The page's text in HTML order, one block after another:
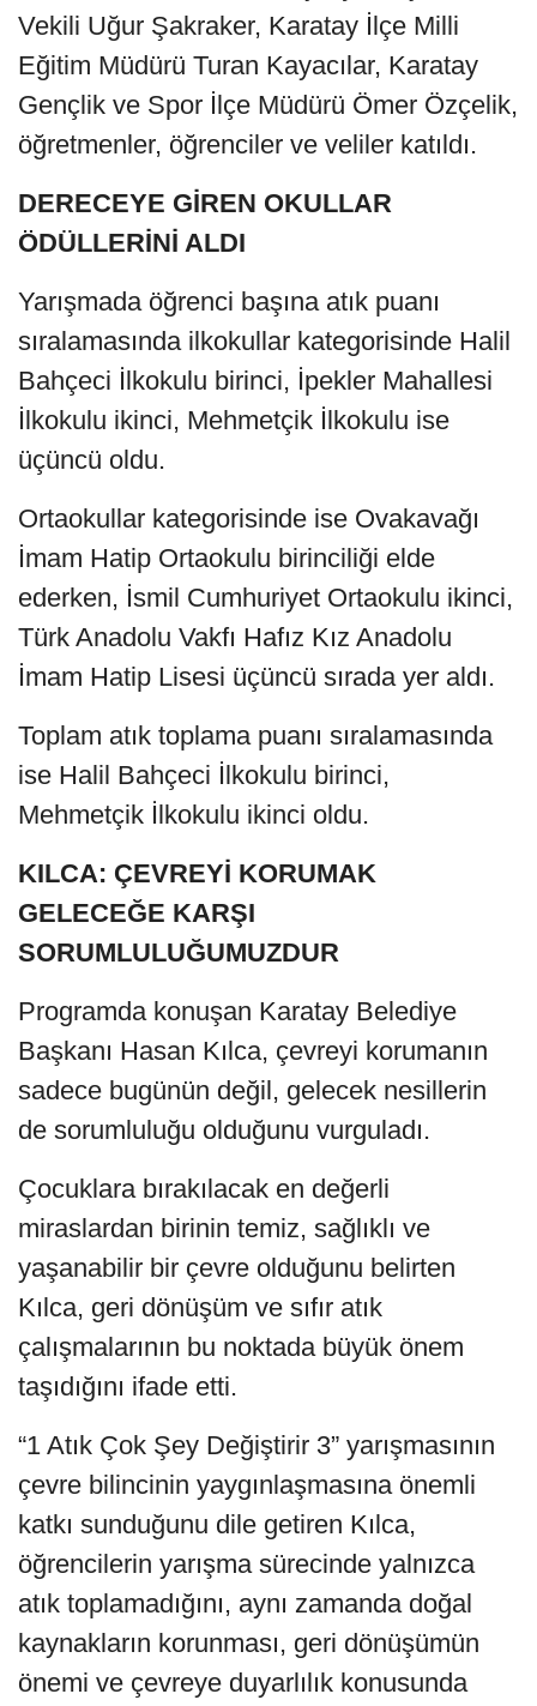
Vekili Uğur Şakraker, Karatay İlçe Milli
Eğitim Müdürü Turan Kayacılar, Karatay
Gençlik ve Spor İlçe Müdürü Ömer Özçelik,
öğretmenler, öğrenciler ve veliler katıldı.
DERECEYE GİREN OKULLAR
ÖDÜLLERİNİ ALDI
Yarışmada öğrenci başına atık puanı
sıralamasında ilkokullar kategorisinde Halil
Bahçeci İlkokulu birinci, İpekler Mahallesi
İlkokulu ikinci, Mehmetçik İlkokulu ise
üçüncü oldu.
Ortaokullar kategorisinde ise Ovakavağı
İmam Hatip Ortaokulu birinciliği elde
ederken, İsmil Cumhuriyet Ortaokulu ikinci,
Türk Anadolu Vakfı Hafız Kız Anadolu
İmam Hatip Lisesi üçüncü sırada yer aldı.
Toplam atık toplama puanı sıralamasında
ise Halil Bahçeci İlkokulu birinci,
Mehmetçik İlkokulu ikinci oldu.
KILCA: ÇEVREYİ KORUMAK
GELECEĞE KARŞI
SORUMLULUĞUMUZDUR
Programda konuşan Karatay Belediye
Başkanı Hasan Kılca, çevreyi korumanın
sadece bugünün değil, gelecek nesillerin
de sorumluluğu olduğunu vurguladı.
Çocuklara bırakılacak en değerli
miraslardan birinin temiz, sağlıklı ve
yaşanabilir bir çevre olduğunu belirten
Kılca, geri dönüşüm ve sıfır atık
çalışmalarının bu noktada büyük önem
taşıdığını ifade etti.
“1 Atık Çok Şey Değiştirir 3” yarışmasının
çevre bilincinin yaygınlaşmasına önemli
katkı sunduğunu dile getiren Kılca,
öğrencilerin yarışma sürecinde yalnızca
atık toplamadığını, aynı zamanda doğal
kaynakların korunması, geri dönüşümün
önemi ve çevreye duyarlılık konusunda